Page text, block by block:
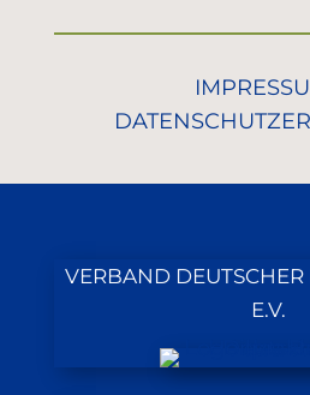
VERBAND
E.V.